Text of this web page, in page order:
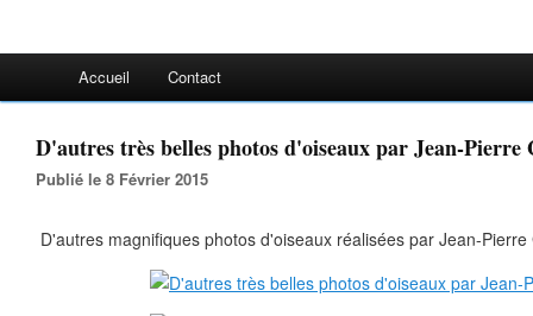
Accueil Contact
D'autres très belles photos d'oiseaux par Jean-Pierre
Publié le 8 Février 2015
D'autres magnifiques photos d'oiseaux réalisées par Jean-